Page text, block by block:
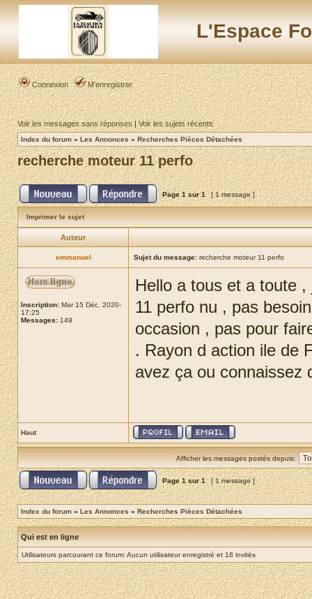
L'Espace
Connexion M’enregistrer
Voir les messages sans réponses|Voir les sujets récents
Index du forum » Les Annonces » Recherches Pièces Détachées
recherche moteur 11 perfo
Page1sur1 [ 1 message ]
Imprimer le sujet
Auteur
emmanuel Sujet du message: recherche moteur 11 perfo
Inscription: Mar 15 Déc, 2020-
17:25
Messages: 149
Hello a tous et a toute
11 perfo nu , pas
occasion , pas pour
. Rayon d action ile de
avez ça ou
Haut
Afficher les messages postés depuis:
Page1sur1 [ 1 message ]
Index du forum » Les Annonces » Recherches Pièces Détachées
Qui est en ligne
Utilisateurs parcourant ce forum: Aucun utilisateur enregistré et 18 invités